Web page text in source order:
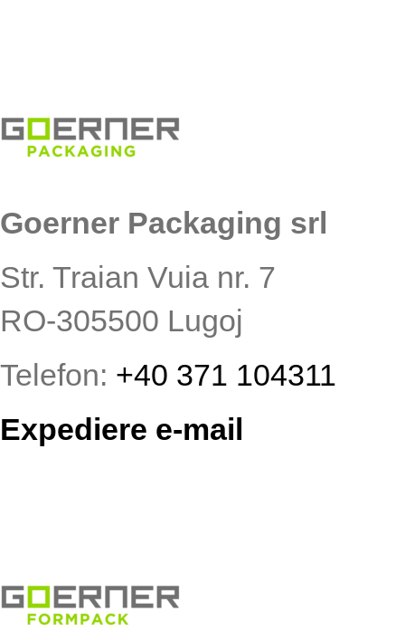
Goerner Packaging srl
Str. Traian Vuia nr. 7
RO-305500 Lugoj
Telefon: +40 371 104311
Expediere e-mail